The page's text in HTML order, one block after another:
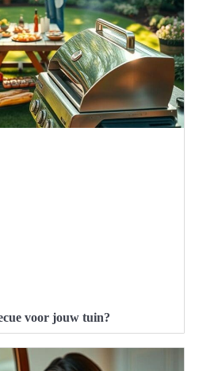
voor jouw tuin?